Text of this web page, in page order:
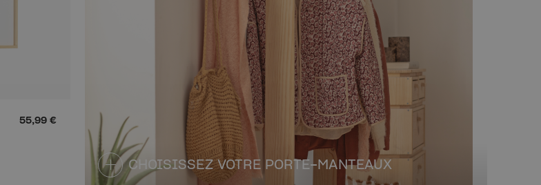
55,99 €
CHOISISSEZ VOTRE PORTE-MANTEAUX